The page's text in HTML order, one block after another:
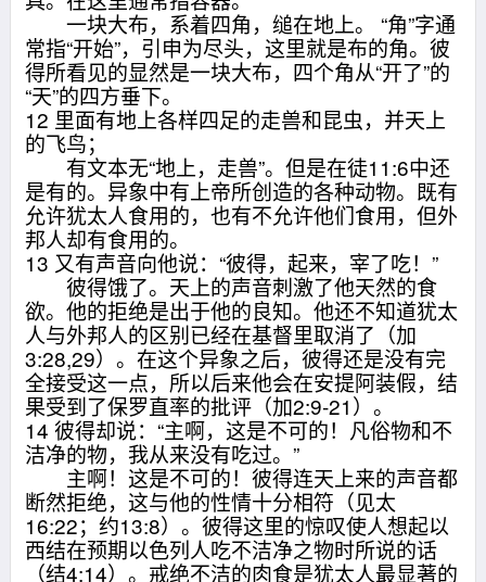
一块大布，系着四角，缒在地上。 “角”字通
常指“开始”，引申为尽头，这里就是布的角。彼
得所看见的显然是一块大布，四个角从“开了”的
“天”的四方垂下。
12 里面有地上各样四足的走兽和昆虫，并天上
的飞鸟；
有文本无“地上，走兽”。但是在徒11:6中还
是有的。异象中有上帝所创造的各种动物。既有
允许犹太人食用的，也有不允许他们食用，但外
邦人却有食用的。
13 又有声音向他说：“彼得，起来，宰了吃！”
彼得饿了。天上的声音刺激了他天然的食
欲。他的拒绝是出于他的良知。他还不知道犹太
人与外邦人的区别已经在基督里取消了（加
3:28,29）。在这个异象之后，彼得还是没有完
全接受这一点，所以后来他会在安提阿装假，结
果受到了保罗直率的批评（加2:9-21）。
14 彼得却说：“主啊，这是不可的！凡俗物和不
洁净的物，我从来没有吃过。”
主啊！这是不可的！彼得连天上来的声音都
断然拒绝，这与他的性情十分相符（见太
16:22；约13:8）。彼得这里的惊叹使人想起以
西结在预期以色列人吃不洁净之物时所说的话
（结4:14）。戒绝不洁的肉食是犹太人最显著的